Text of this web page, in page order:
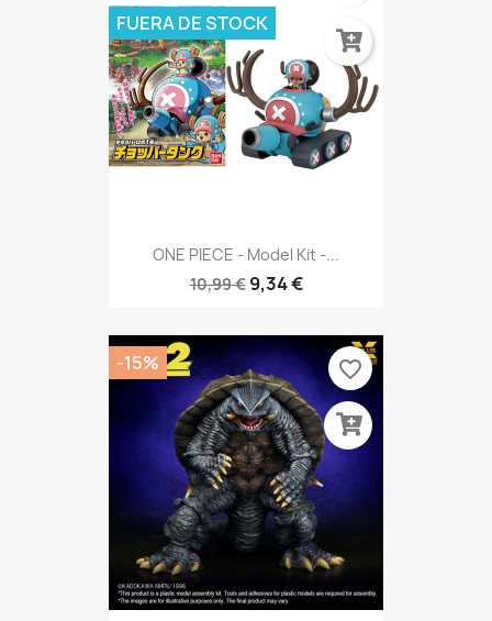
ONE PIECE - Model Kit -...
10,99 € 9,34 €
FUERA DE STOCK
-15% favorite_border